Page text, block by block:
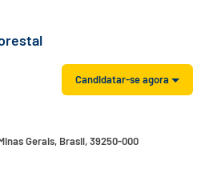
Candidatar-se agora
Gerais, Brasil, 39250-000